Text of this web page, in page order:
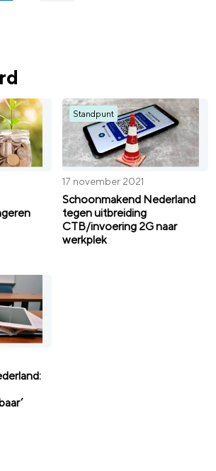
Standpunt
17 november 2021
Schoonmakend Nederland
tegen uitbreiding
CTB/invoering 2G naar
werkplek